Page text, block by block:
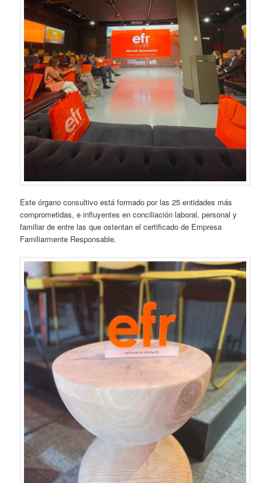
Este órgano consultivo está formado por las 25 entidades más
comprometidas, e influyentes en conciliación laboral, personal y
familiar de entre las que ostentan el certificado de Empresa
Familiarmente Responsable.